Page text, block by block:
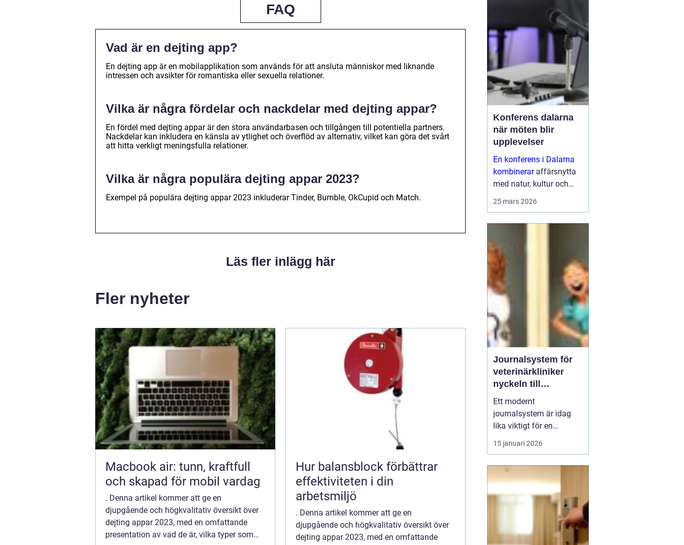
FAQ
Vad är en dejting app?
En dejting app är en mobilapplikation som används för att ansluta människor med liknande
intressen och avsikter för romantiska eller sexuella relationer.
Vilka är några fördelar och nackdelar med dejting appar?
En fördel med dejting appar är den stora användarbasen och tillgången till potentiella partners.
Nackdelar kan inkludera en känsla av ytlighet och överflöd av alternativ, vilket kan göra det svårt
att hitta verkligt meningsfulla relationer.
Vilka är några populära dejting appar 2023?
Exempel på populära dejting appar 2023 inkluderar Tinder, Bumble, OkCupid och Match.
Läs fler inlägg här
Fler nyheter
Macbook air: tunn, kraftfull
och skapad för mobil vardag
. Denna artikel kommer att ge en
djupgående och högkvalitativ översikt över
dejting appar 2023, med en omfattande
presentation av vad de är, vilka typer som
Hur balansblock förbättrar
effektiviteten i din
arbetsmiljö
. Denna artikel kommer att ge en
djupgående och högkvalitativ översikt över
dejting appar 2023, med en omfattande
gör att motorn inte
längre arbetar tätt och
effektivt. Genom
professionella
30 juni
Konferens dalarna
när möten blir
upplevelser
En konferens i Dalarna
kombineraraffärsnytta
med natur, kultur och
fokus, sammanhållning
och ny energ...
25 mars 2026
Journalsystem för
veterinärkliniker
nyckeln till
smidigare vardag
och säkrare vård
Ett modernt
journalsystem är idag
lika viktigt för en
veterinärklinik som
röntgenutrustning och
kundkontakt och
administration samlas i
samma digitala flöde blir
arbetet både snabbare
djurägaren märks det
15 januari 2026